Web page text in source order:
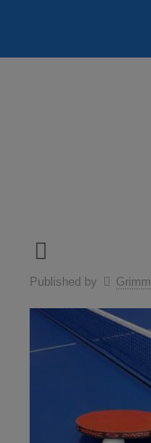
Published by Grimm